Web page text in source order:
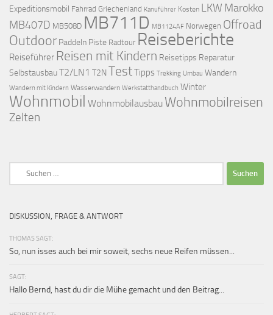
Expeditionsmobil Fahrrad Griechenland Kanuführer Kosten LKW Marokko
MB407D MB508D MB711D MB1124AF Norwegen Offroad
Outdoor Paddeln Piste Radtour Reiseberichte
Reiseführer Reisen mit Kindern Reisetipps Reparatur
SelbstausbauT2/LN1 T2N TestTipps Trekking Umbau Wandern
Wandern mit Kindern Wasserwandern Werkstatthandbuch Winter
Wohnmobil Wohnmobilausbau Wohnmobilreisen
Zelten
DISKUSSION, FRAGE & ANTWORT
THOMAS SAGT:
So, nun isses auch bei mir soweit, sechs neue Reifen müssen...
SAGT:
Hallo Bernd, hast du dir die Mühe gemacht und den Beitrag...